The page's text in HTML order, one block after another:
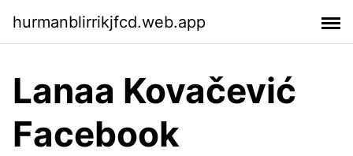
hurmanblirrikjfcd.web.app
Lanaa Kovačević
Facebook